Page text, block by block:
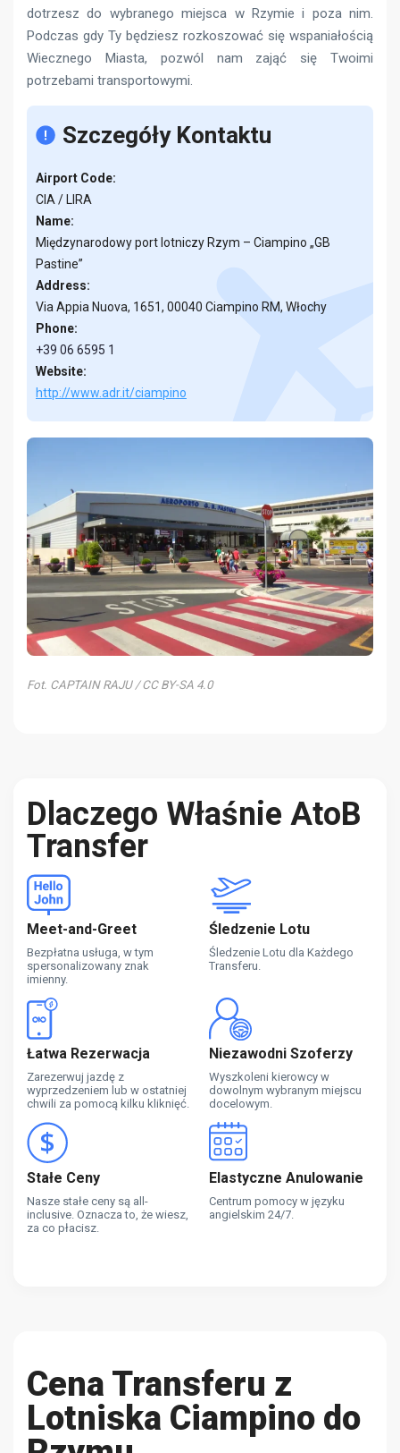
dotrzesz do wybranego miejsca w Rzymie i poza nim.
Podczas gdy Ty będziesz rozkoszować się wspaniałością
Wiecznego Miasta, pozwól nam zająć się Twoimi
potrzebami transportowymi.
Szczegóły Kontaktu
Airport Code:
CIA / LIRA
Name:
Międzynarodowy port lotniczy Rzym – Ciampino „GB
Pastine”
Address:
Via Appia Nuova, 1651, 00040 Ciampino RM, Włochy
Phone:
+39 06 6595 1
Website:
http://www.adr.it/ciampino
Fot. CAPTAIN RAJU / CC BY-SA 4.0
Dlaczego Właśnie AtoB
Transfer
Meet-and-Greet
Bezpłatna usługa, w tym
spersonalizowany znak
imienny.
Śledzenie Lotu
Śledzenie Lotu dla Każdego
Transferu.
Łatwa Rezerwacja
Zarezerwuj jazdę z
wyprzedzeniem lub w ostatniej
chwili za pomocą kilku kliknięć.
Niezawodni Szoferzy
Wyszkoleni kierowcy w
dowolnym wybranym miejscu
docelowym.
Stałe Ceny
Nasze stałe ceny są all-
inclusive. Oznacza to, że wiesz,
za co płacisz.
Elastyczne Anulowanie
Centrum pomocy w języku
angielskim 24/7.
Cena Transferu z
Lotniska Ciampino do